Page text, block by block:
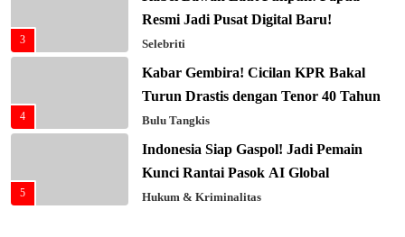
3
Resmi Jadi Pusat Digital Baru!
Selebriti
4
Kabar Gembira! Cicilan KPR Bakal
Turun Drastis dengan Tenor 40 Tahun
Bulu Tangkis
5
Indonesia Siap Gaspol! Jadi Pemain
Kunci Rantai Pasok AI Global
Hukum & Kriminalitas